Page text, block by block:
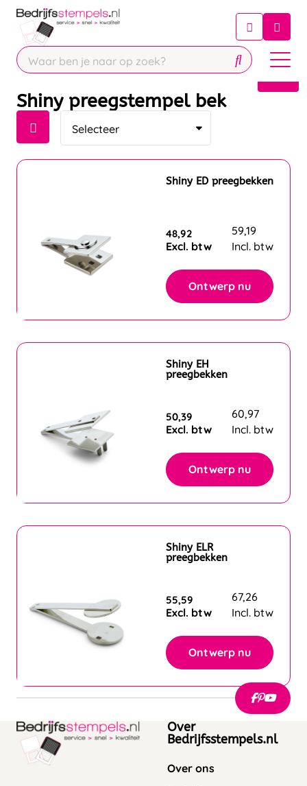
Chatbot
Chat 24/7 met onze chatbot voor
Contact
Shiny preegstempel bek
Shiny ED preegbekken
48,92
Excl. btw
59,19
Incl. btw
Ontwerp nu
Shiny EH
preegbekken
50,39
Excl. btw
60,97
Incl. btw
Ontwerp nu
Shiny ELR
preegbekken
55,59
Excl. btw
67,26
Incl. btw
Ontwerp nu
Over
Bedrijfsstempels.nl
Over ons